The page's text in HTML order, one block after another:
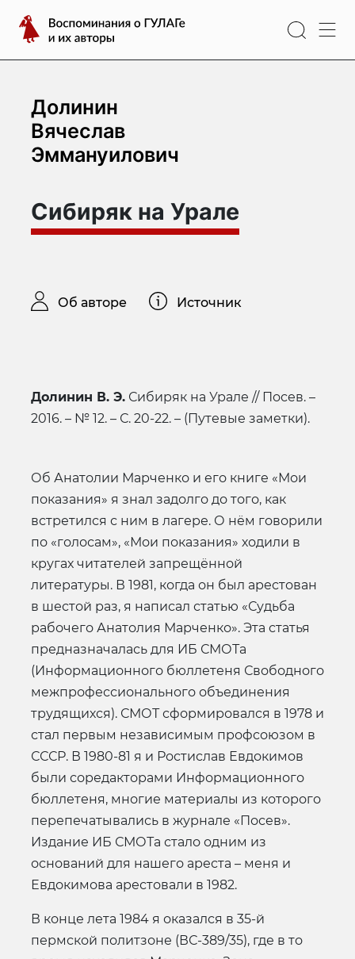
содержимому
Воспоминания
о
ГУЛАГе
авторы
Долинин
Вячеслав
Эммануилович
Сибиряк на Урале
Об авторе Источник
Долинин В. Э. Сибиряк на Урале // Посев. –
2016. – № 12. – С. 20-22. – (Путевые заметки).
Об Анатолии Марченко и его книге «Мои
показания» я знал задолго до того, как
встретился с ним в лагере. О нём говорили
по «голосам», «Мои показания» ходили в
кругах читателей запрещённой
литературы. В 1981, когда он был арестован
в шестой раз, я написал статью «Судьба
рабочего Анатолия Марченко». Эта статья
предназначалась для ИБ СМОТа
(Информационного бюллетеня Свободного
межпрофессионального объединения
трудящихся). СМОТ сформировался в 1978 и
стал первым независимым профсоюзом в
СССР. В 1980-81 я и Ростислав Евдокимов
были соредакторами Информационного
бюллетеня, многие материалы из которого
перепечатывались в журнале «Посев».
Издание ИБ СМОТа стало одним из
оснований для нашего ареста – меня и
Евдокимова арестовали в 1982.
В конце лета 1984 я оказался в 35-й
пермской политзоне (ВС-389/35), где в то